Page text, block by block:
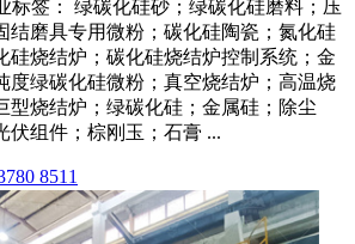
标签： 绿碳化硅砂；绿碳化硅磨料；压
结磨具专用微粉；碳化硅陶瓷；氮化硅
硅烧结炉；碳化硅烧结炉控制系统；金
度绿碳化硅微粉；真空烧结炉；高温烧
型烧结炉；绿碳化硅；金属硅；除尘
伏组件；棕刚玉；石膏 ...
8511